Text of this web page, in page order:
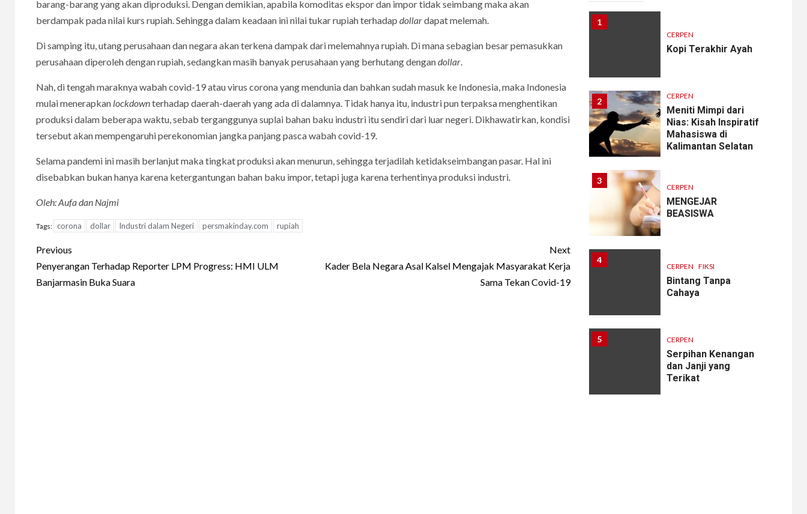
barang-barang yang akan diproduksi. Dengan demikian, apabila komoditas ekspor dan impor tidak seimbang maka akan
berdampak pada nilai kurs rupiah. Sehingga dalam keadaan ini nilai tukar rupiah terhadap dollardapat melemah.
Di samping itu, utang perusahaan dan negara akan terkena dampak dari melemahnya rupiah. Di mana sebagian besar pemasukkan
perusahaan diperoleh dengan rupiah, sedangkan masih banyak perusahaan yang berhutang dengandollar
Nah, di tengah maraknya wabah covid-19 atau virus corona yang mendunia dan bahkan sudah masuk ke Indonesia, maka Indonesia
mulai menerapkan lockdownterhadap daerah-daerah yang ada di dalamnya. Tidak hanya itu, industri pun terpaksa menghentikan
produksi dalam beberapa waktu, sebab terganggunya suplai bahan baku industri itu sendiri dari luar negeri. Dikhawatirkan, kondisi
tersebut akan mempengaruhi perekonomian jangka panjang pasca wabah covid-19.
Selama pandemi ini masih berlanjut maka tingkat produksi akan menurun, sehingga terjadilah ketidakseimbangan pasar. Hal ini
disebabkan bukan hanya karena ketergantungan bahan baku impor, tetapi juga karena terhentinya produksi industri.
Oleh: Aufa dan Najmi
Tags: corona dollar Industri dalam Negeri persmakinday.com rupiah
Continue
Reading
Previous
Penyerangan Terhadap Reporter LPM Progress: HMI ULM
Banjarmasin Buka Suara
Next
Kader Bela Negara Asal Kalsel Mengajak Masyarakat Kerja
Sama Tekan Covid-19
1
CERPEN
Kopi Terakhir Ayah
2 CERPEN
Meniti Mimpi dari
Nias: Kisah Inspiratif
Mahasiswa di
Kalimantan Selatan
3
CERPEN
MENGEJAR
BEASISWA
4
CERPEN FIKSI
Bintang Tanpa
Cahaya
5 CERPEN
Serpihan Kenangan
dan Janji yang
Terikat